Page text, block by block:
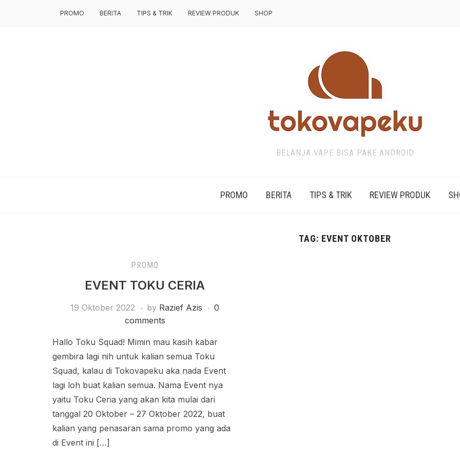
PROMO BERITA TIPS & TRIK REVIEW PRODUK SHOP
BELANJA VAPE BISA PAKE ANDROID
PROMO BERITA TIPS & TRIK REVIEW PRODUK
TAG: EVENT OKTOBER
PROMO
EVENT TOKU CERIA
19 Oktober 2022 by Razief Azis
0
comments
Hallo Toku Squad! Mimin mau kasih kabar
gembira lagi nih untuk kalian semua Toku
Squad, kalau di Tokovapeku aka nada Event
lagi loh buat kalian semua. Nama Event nya
yaitu Toku Ceria yang akan kita mulai dari
tanggal 20 Oktober – 27 Oktober 2022, buat
kalian yang penasaran sama promo yang ada
di Event ini […]